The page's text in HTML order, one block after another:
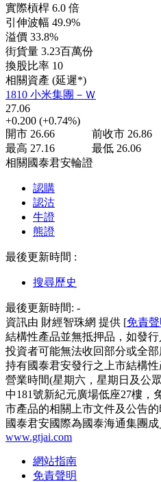
實際槓桿 6.0 倍
引伸波幅 49.9%
溢價 33.8%
街貨量 3.23百萬份
換股比率 10
相關資產 (延遲*)
1810 小米集團－Ｗ
27.06
+0.200 (+0.74%)
開市 26.66 前收市 26.86
最高 27.16 最低 26.06
相關國泰君安輪證
認購
認沽
牛證
熊證
最後更新時間 :
搜尋歷史
最後更新時間: -
資訊由 財經智珠網 提供 [免責聲
結構性產品並無抵押品，如發
投資者可能無法收回部分或全
持有國泰君安發行之上市結構
營業時間(星期六，星期日及公
中181號新紀元廣場低座27樓，
市產品的相關上市文件及公告的
國泰君安國際為國泰海通集團成
www.gtjai.com
網站指南
免責聲明